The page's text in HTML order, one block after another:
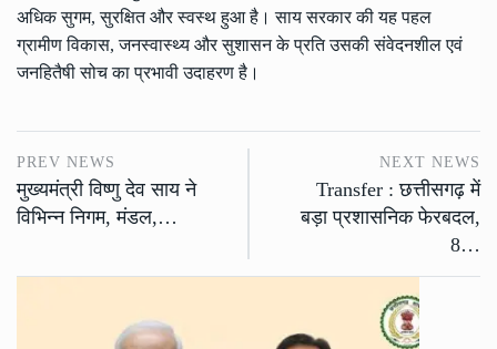
अधिक सुगम, सुरक्षित और स्वस्थ हुआ है। साय सरकार की यह पहल
ग्रामीण विकास, जनस्वास्थ्य और सुशासन के प्रति उसकी संवेदनशील एवं
जनहितैषी सोच का प्रभावी उदाहरण है।
PREV NEWS
मुख्यमंत्री विष्णु देव साय ने
विभिन्न निगम, मंडल,…
NEXT NEWS
Transfer : छत्तीसगढ़ में
बड़ा प्रशासनिक फेरबदल,
8…